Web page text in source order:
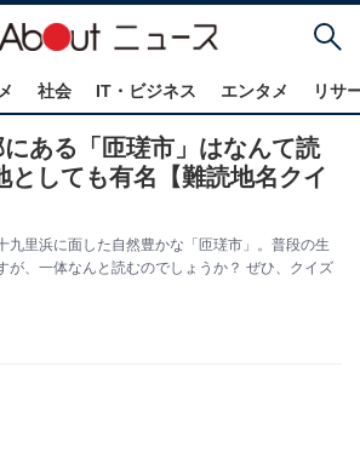
社会 IT・ビジネス エンタメ リサ
ある「匝瑳市」はなんて読
としても有名【難読地名クイ
九里浜に面した自然豊かな「匝瑳市」。普段の生
が、一体なんと読むのでしょうか？ ぜひ、クイズ